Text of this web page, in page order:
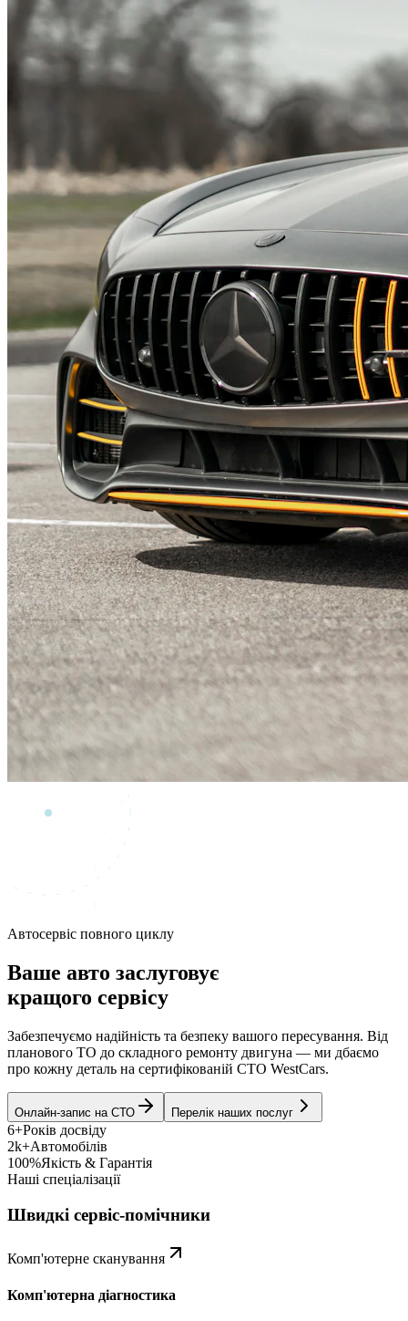
Автосервіс повного циклу
Ваше авто заслуговує
кращого сервісу
Забезпечуємо надійність та безпеку вашого пересування. Від
планового ТО до складного ремонту двигуна — ми дбаємо
про кожну деталь на сертифікованій СТО WestCars.
Онлайн-запис на СТО Перелік наших послуг
6+Років досвіду
2k+Автомобілів
100%Якість & Гарантія
Наші спеціалізації
Швидкі сервіс-помічники
Комп'ютерне сканування
Комп'ютерна діагностика